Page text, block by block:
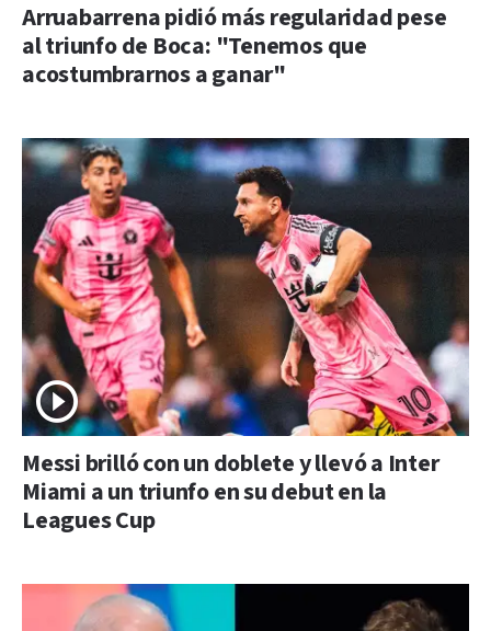
Arruabarrena pidió más regularidad pese
al triunfo de Boca: "Tenemos que
acostumbrarnos a ganar"
Messi brilló con un doblete y llevó a Inter
Miami a un triunfo en su debut en la
Leagues Cup